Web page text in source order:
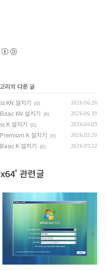
리의 다른 글
KN 설치기
(0) 2026.06.26
KN 설치기 (0) 2026.06.19
K 설치기 (0) 2026.06.05
K 설치기 (0) 2026.05.29
K 설치기 (0) 2026.05.22
관련글